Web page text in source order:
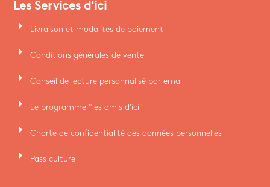
Les Services d'ici
arrow_right Livraison et modalités de paiement
arrow_right Conditions générales de vente
arrow_right Conseil de lecture personnalisé par email
arrow_right Le programme "les amis d'ici"
arrow_right Charte de confidentialité des données personnelles
arrow_right Pass culture